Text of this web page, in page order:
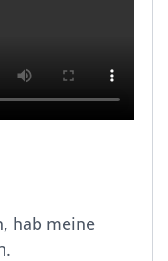
hab meine